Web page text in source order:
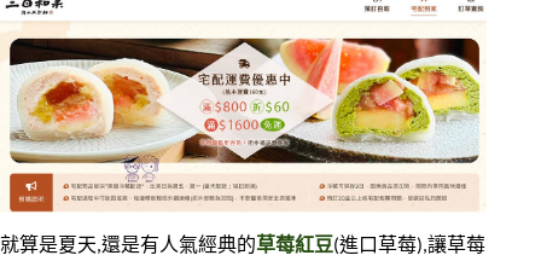
就算是夏天,還是有人氣經典的草莓紅豆(進口草莓),讓草莓